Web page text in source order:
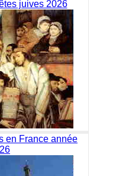
juives 2026
en France année